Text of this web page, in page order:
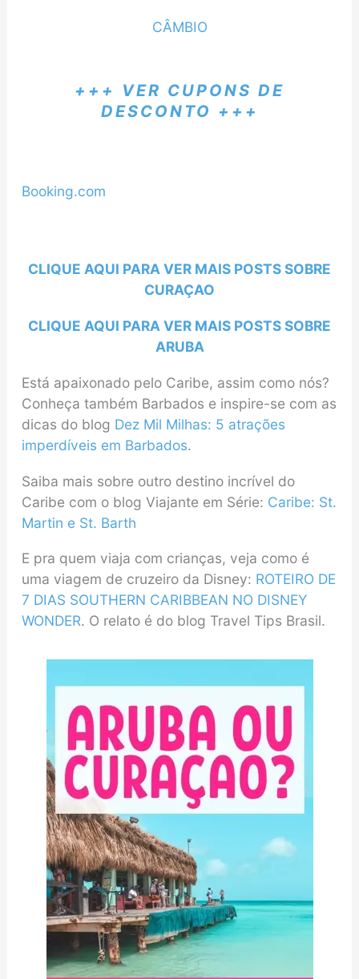
CÂMBIO
+++ VER CUPONS DE
DESCONTO +++
Booking.com
CLIQUE AQUI PARA VER MAIS POSTS SOBRE
CURAÇAO
CLIQUE AQUI PARA VER MAIS POSTS SOBRE
ARUBA
Está apaixonado pelo Caribe, assim como nós?
Conheça também Barbados e inspire-se com as
dicas do blog Dez Mil Milhas: 5 atrações
imperdíveis em Barbados.
Saiba mais sobre outro destino incrível do
Caribe com o blog Viajante em Série: Caribe: St.
Martin e St. Barth
E pra quem viaja com crianças, veja como é
uma viagem de cruzeiro da Disney: ROTEIRO DE
7 DIAS SOUTHERN CARIBBEAN NO DISNEY
WONDER. O relato é do blog Travel Tips Brasil.